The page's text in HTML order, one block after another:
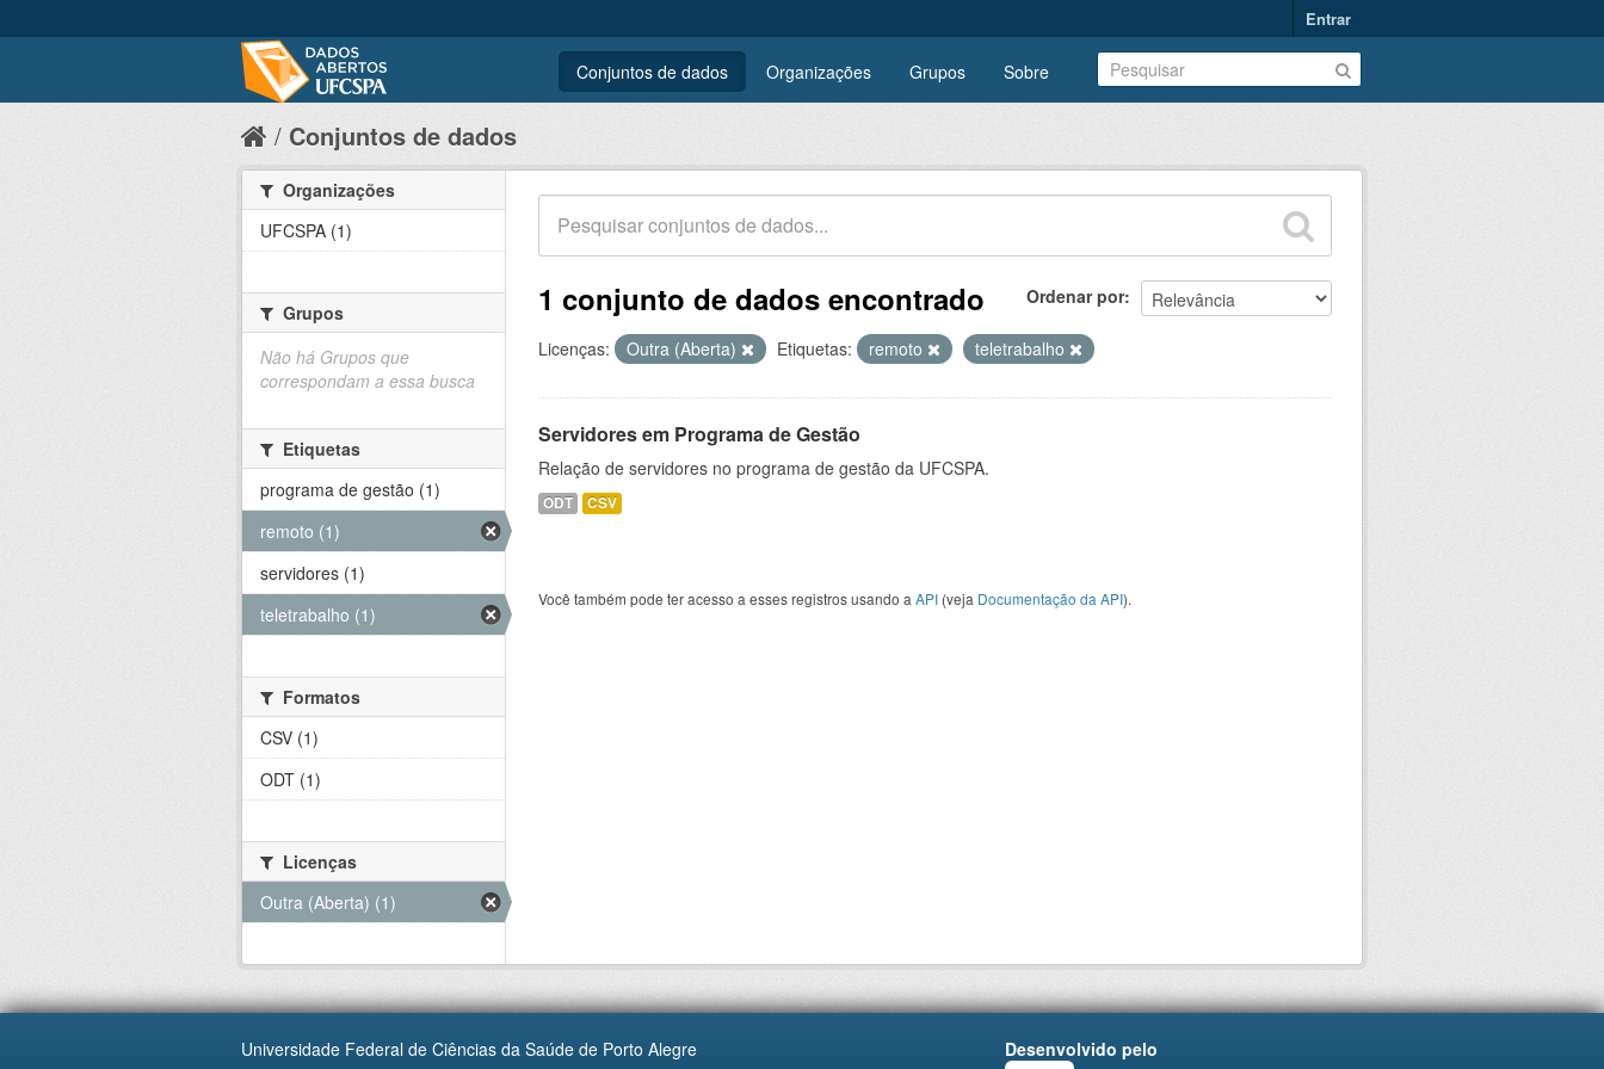
Entrar
Conjuntos de dados Organizações Grupos Sobre
Conjuntos de dados
Ordenar por
1 conjunto de dados encontrado
Licenças: Outra (Aberta) Etiquetas: remoto teletrabalho
Servidores em Programa de Gestão
Relação de servidores no programa de gestão da UFCSPA.
ODT CSV
Você também pode ter acesso a esses registros usando a API (veja Documentação da API).
Organizações
UFCSPA (1)
Grupos
Não há Grupos que
correspondam a essa busca
Etiquetas
programa de gestão (1)
remoto (1)
servidores (1)
teletrabalho (1)
Formatos
CSV (1)
ODT (1)
Licenças
Outra (Aberta) (1)
Universidade Federal de Ciências da Saúde de Porto Alegre
Desenvolvido pelo